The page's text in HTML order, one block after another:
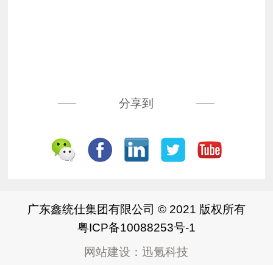
分享到
广东鑫统仕集团有限公司 © 2021 版权所有
粤ICP备10088253号-1
网站建设 ：迅氪科技